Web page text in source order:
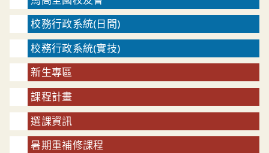
校務行政系統(日間)
校務行政系統(實技)
新生專區
課程計畫
選課資訊
暑期重補修課程